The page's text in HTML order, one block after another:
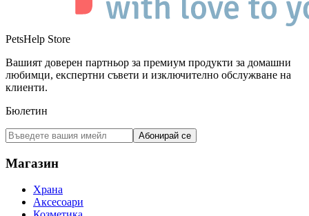
PetsHelp Store
Вашият доверен партньор за премиум продукти за домашни
любимци, експертни съвети и изключително обслужване на
клиенти.
Бюлетин
Абонирай се
Магазин
Храна
Аксесоари